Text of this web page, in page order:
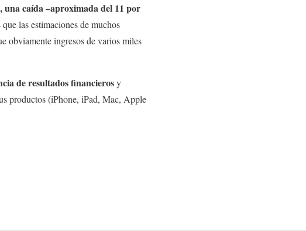
una caída –aproximada del 11 por
las estimaciones de muchos
obviamente ingresos de varios miles
de resultados financierosy
productos (iPhone, iPad, Mac, Apple